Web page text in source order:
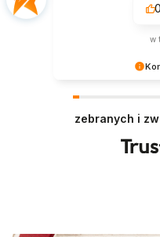
ponownie!
0
w
zebranych i